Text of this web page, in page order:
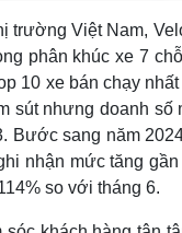
trường Việt Nam,
phân khúc xe 7
10 xe bán chạy
sút nhưng doanh
Bước sang năm
nhận mức tăng
so với tháng 6.